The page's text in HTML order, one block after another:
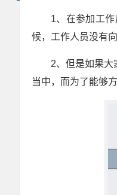
1、在参加工
候，工作人员没有
2、但是如果
当中，而为了能够